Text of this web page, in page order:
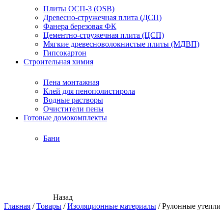
Плиты ОСП-3 (OSB)
Древесно-стружечная плита (ДСП)
Фанера березовая ФК
Цементно-стружечная плита (ЦСП)
Мягкие древесноволокнистые плиты (МДВП)
Гипсокартон
Строительная химия
Пена монтажная
Клей для пенополистирола
Водные растворы
Очистители пены
Готовые домокомплекты
Бани
Назад
Главная /Товары /Изоляционные материалы /Рулонные